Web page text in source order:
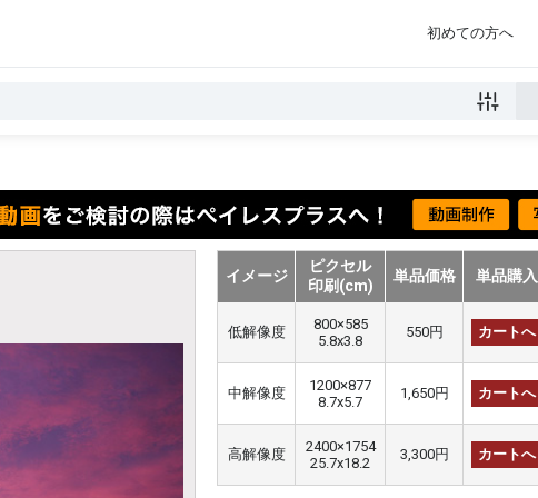
初めての方へ
イメージ
ピクセル
印刷(cm)
単品価格 単品購入
低解像度
800×585
5.8x3.8
550円 カートへ
中解像度
1200×877
8.7x5.7
1,650円 カートへ
高解像度
2400×1754
25.7x18.2
3,300円 カートへ